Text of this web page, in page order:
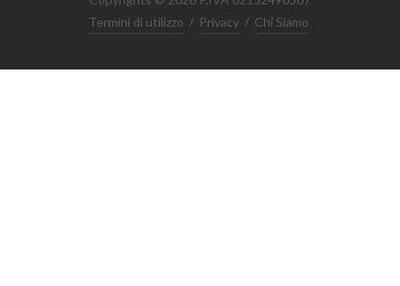
Termini di utilizzo / Privacy / Chi Siamo